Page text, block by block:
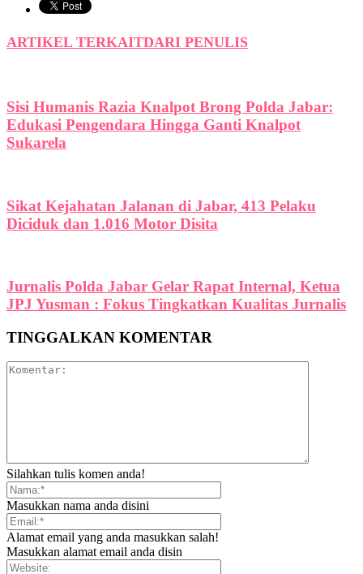
ARTIKEL TERKAITDARI PENULIS
Sisi Humanis Razia Knalpot Brong Polda Jabar:
Edukasi Pengendara Hingga Ganti Knalpot
Sukarela
Sikat Kejahatan Jalanan di Jabar, 413 Pelaku
Diciduk dan 1.016 Motor Disita
Jurnalis Polda Jabar Gelar Rapat Internal, Ketua
JPJ Yusman : Fokus Tingkatkan Kualitas Jurnalis
TINGGALKAN KOMENTAR
Silahkan tulis komen anda!
Masukkan nama anda disini
Alamat email yang anda masukkan salah!
Masukkan alamat email anda disin